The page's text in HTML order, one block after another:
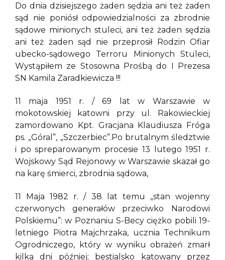
Do dnia dzisiejszego żaden sędzia ani też żaden
sąd nie poniósł odpowiedzialności za zbrodnie
sądowe minionych stuleci, ani też żaden sędzia
ani też żaden sąd nie przeprosił Rodzin Ofiar
ubecko-sądowego Terroru Minionych Stuleci,
Wystąpiłem ze Stosowna Prośbą do I Prezesa
SN Kamila Zaradkiewicza !!!
11 maja 1951 r. / 69 lat w Warszawie w
mokotowskiej katowni przy ul. Rakowieckiej
zamordowano Kpt. Gracjana Klaudiusza Fróga
ps. „Góral”, „Szczerbiec”.Po brutalnym śledztwie
i po spreparowanym procesie 13 lutego 1951 r.
Wojskowy Sąd Rejonowy w Warszawie skazał go
na karę śmierci, zbrodnia sądowa,
11 Maja 1982 r. / 38 lat temu „stan wojenny
czerwonych generałów przeciwko Narodowi
Polskiemu”: w Poznaniu S-Becy ciężko pobili 19-
letniego Piotra Majchrzaka, ucznia Technikum
Ogrodniczego, który w wyniku obrażeń zmarł
kilka dni później; bestialsko katowany przez